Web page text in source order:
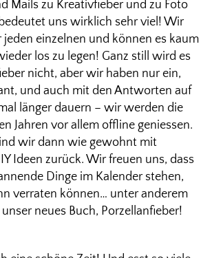
Mails zu Kreativfieber und zu Foto
uns wirklich sehr viel! Wir
einzelnen und können es kaum
los zu legen! Ganz still wird es
nicht, aber wir haben nur ein,
und auch mit den Antworten auf
länger dauern – wir werden die
Jahren vor allem offline geniessen.
wir dann wie gewohnt mit
Ideen zurück. Wir freuen uns, dass
Dinge im Kalender stehen,
verraten können… unter anderem
neues Buch, Porzellanfieber!